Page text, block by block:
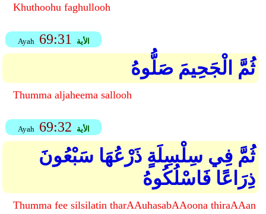
Khuthoohu faghullooh
Ayah 69:31 الأية
ثُمَّ الْجَحِيمَ صَلُّوهُ
Thumma aljaheema sallooh
Ayah 69:32 الأية
ثُمَّ فِي سِلْسِلَةٍ ذَرْعُهَا سَبْعُونَ
ذِرَاعًا فَاسْلُكُوهُ
Thumma fee silsilatin tharAAuhasabAAoona thiraAAan